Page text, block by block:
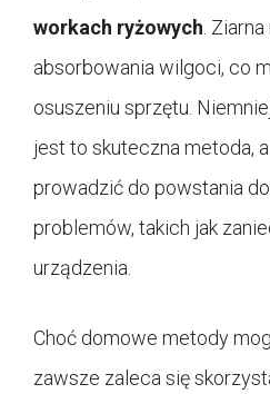
workach ryżowych .
absorbowania wilgoci, co
osuszeniu sprzętu.
jest to skuteczna metoda,
prowadzić do powstania
problemów, takich jak
urządzenia.
Choć domowe metody
zawsze zaleca się